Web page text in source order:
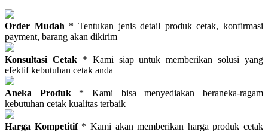
Order Mudah * Tentukan jenis detail produk cetak, konfirmasi
payment, barang akan dikirim
Konsultasi Cetak* Kami siap untuk memberikan solusi yang
efektif kebutuhan cetak anda
Aneka Produk * Kami bisa menyediakan beraneka-ragam
kebutuhan cetak kualitas terbaik
Harga Kompetitif* Kami akan memberikan harga produk cetak